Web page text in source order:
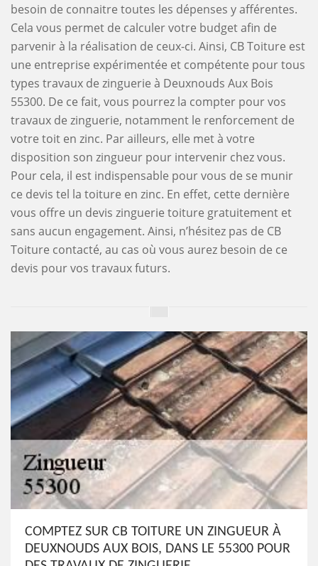
besoin de connaitre toutes les dépenses y afférentes.
Cela vous permet de calculer votre budget afin de
parvenir à la réalisation de ceux-ci. Ainsi, CB Toiture est
une entreprise expérimentée et compétente pour tous
types travaux de zinguerie à Deuxnouds Aux Bois
55300. De ce fait, vous pourrez la compter pour vos
travaux de zinguerie, notamment le renforcement de
votre toit en zinc. Par ailleurs, elle met à votre
disposition son zingueur pour intervenir chez vous.
Pour cela, il est indispensable pour vous de se munir
ce devis tel la toiture en zinc. En effet, cette dernière
vous offre un devis zinguerie toiture gratuitement et
sans aucun engagement. Ainsi, n’hésitez pas de CB
Toiture contacté, au cas où vous aurez besoin de ce
devis pour vos travaux futurs.
COMPTEZ SUR CB TOITURE UN ZINGUEUR À
DEUXNOUDS AUX BOIS, DANS LE 55300 POUR